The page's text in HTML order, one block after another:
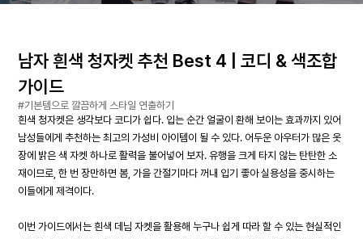
남자 흰색 청자켓 추천 Best 4 | 코디 & 색조합
가이드
#기본템으로 깔끔하게 스타일 연출하기
흰색 청자켓은 생각보다 코디가 쉽다. 입는 순간 얼굴이 환해 보이는 효과까지 있어
남성들에게 추천하는 최고의 가성비 아이템이 될 수 있다. 어두운 아우터가 많은 옷
장에 밝은 색 자켓 하나로 활력을 불어넣어 보자. 유행을 크게 타지 않는 탄탄한 소
재이므로, 한 번 장만하면 봄, 가을 간절기마다 꺼내 입기 좋아 실용성을 중시하는
이들에게 제격이다.
이번 가이드에서는 흰색 데님 자켓을 활용해 누구나 쉽게 따라 할 수 있는 현실적인